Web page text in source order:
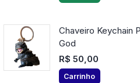
Chaveiro Keychain
God
R$ 50,00
Carrinho